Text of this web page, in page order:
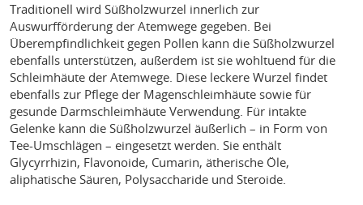
Traditionell wird Süßholzwurzel innerlich zur
Auswurfförderung der Atemwege gegeben. Bei
Überempfindlichkeit gegen Pollen kann die Süßholzwurzel
ebenfalls unterstützen, außerdem ist sie wohltuend für die
Schleimhäute der Atemwege. Diese leckere Wurzel findet
ebenfalls zur Pflege der Magenschleimhäute sowie für
gesunde Darmschleimhäute Verwendung. Für intakte
Gelenke kann die Süßholzwurzel äußerlich – in Form von
Tee-Umschlägen – eingesetzt werden. Sie enthält
Glycyrrhizin, Flavonoide, Cumarin, ätherische Öle,
aliphatische Säuren, Polysaccharide und Steroide.